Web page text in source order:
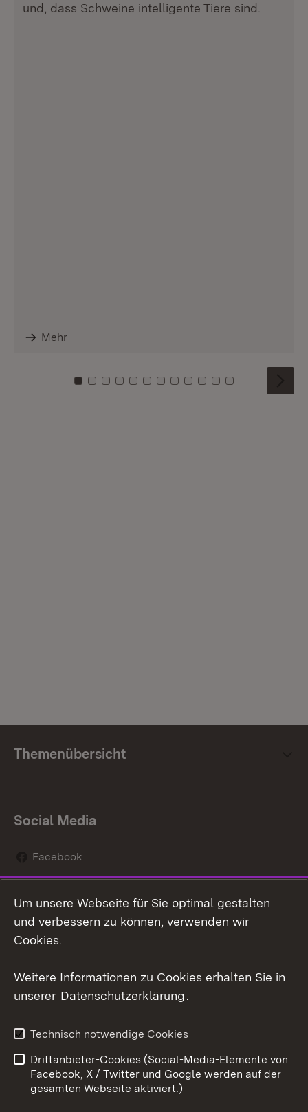
und, dass Schweine intelligente Tiere sind.
Mehr
Zu Kachel: 0
Zu Kachel: 1
Zu Kachel: 2
Zu Kachel: 3
Zu Kachel: 4
Zu Kachel: 5
Zu Kachel: 6
Zu Kachel: 7
Zu Kachel: 8
Zu Kachel: 9
Zu Kachel: 10
Zu Kachel: 11
Themenübersicht
Social Media
Facebook
Social Wall
Youtube
Kontakt
Datenschutz
Barrierefreiheit
Impressum Cookies
Um unsere Webseite für Sie optimal gestalten
und verbessern zu können, verwenden wir
Cookies.
Weitere Informationen zu Cookies erhalten Sie in
unserer Datenschutzerklärung.
Technisch notwendige Cookies
Drittanbieter-Cookies (Social-Media-Elemente von
Facebook, X / Twitter und Google werden auf der
gesamten Webseite aktiviert.)